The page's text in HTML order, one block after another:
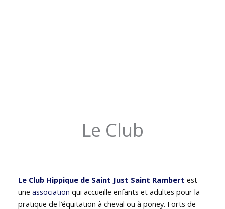
Le Club
Le Club Hippique de Saint Just Saint Rambert est
uneassociation qui accueille enfants et adultes pour la
pratique de l’équitation à cheval ou à poney. Forts de